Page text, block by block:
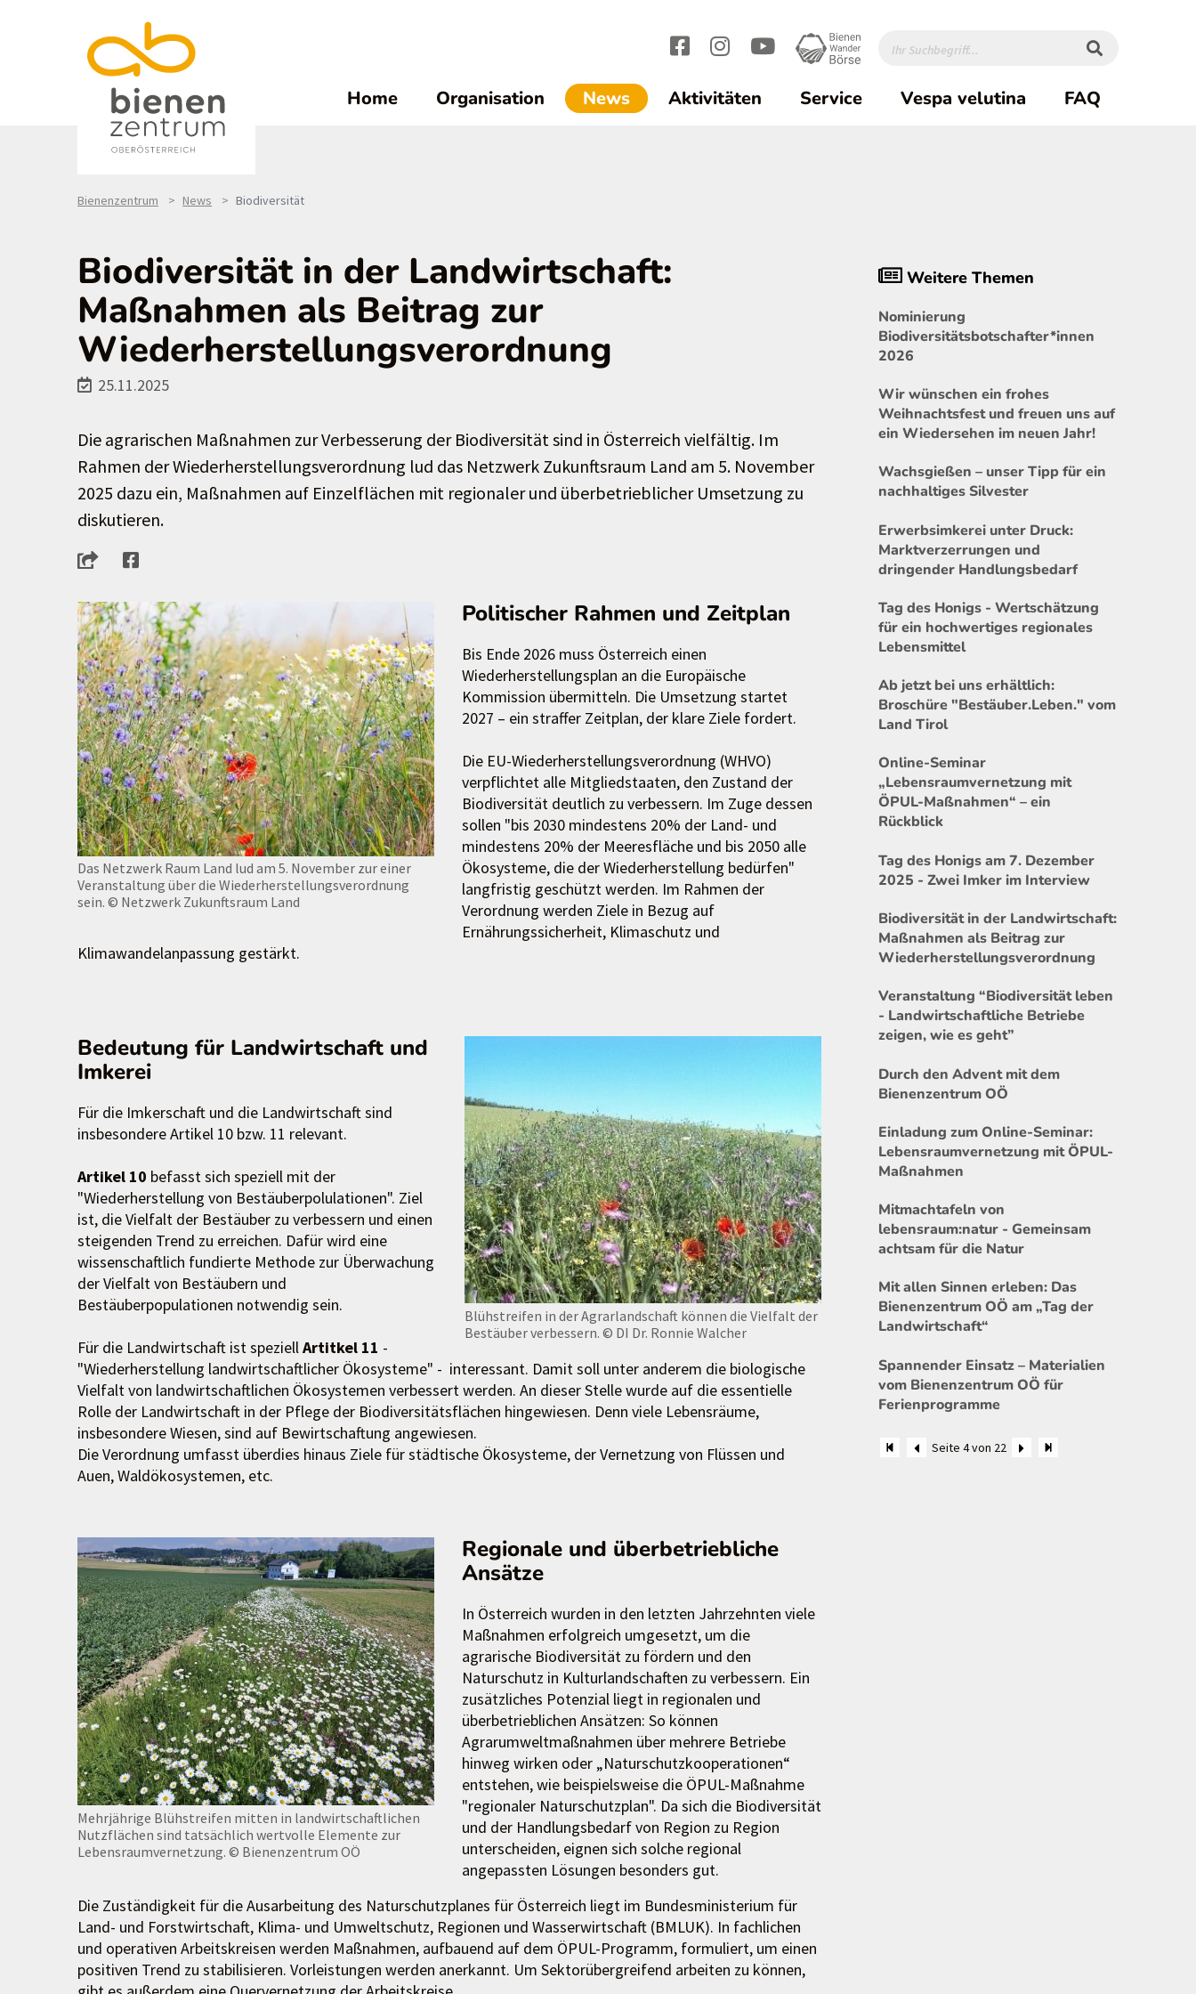
Home Organisation News(current)1
Aktivitäten Service Vespa velutina FAQ
Bienenzentrum News Biodiversität
Biodiversität in der Landwirtschaft:
Maßnahmen als Beitrag zur
Wiederherstellungsverordnung
25.11.2025
Die agrarischen Maßnahmen zur Verbesserung der Biodiversität sind in Österreich vielfältig. Im
Rahmen der Wiederherstellungsverordnung lud das Netzwerk Zukunftsraum Land am 5. November
2025 dazu ein, Maßnahmen auf Einzelflächen mit regionaler und überbetrieblicher Umsetzung zu
diskutieren.
Das Netzwerk Raum Land lud am 5. November zur einer
Veranstaltung über die Wiederherstellungsverordnung
sein. © Netzwerk Zukunftsraum Land
Politischer Rahmen und Zeitplan
Bis Ende 2026 muss Österreich einen
Wiederherstellungsplan an die Europäische
Kommission übermitteln. Die Umsetzung startet
2027 – ein straffer Zeitplan, der klare Ziele fordert.
Die EU-Wiederherstellungsverordnung (WHVO)
verpflichtet alle Mitgliedstaaten, den Zustand der
Biodiversität deutlich zu verbessern. Im Zuge dessen
sollen "bis 2030 mindestens 20% der Land- und
mindestens 20% der Meeresfläche und bis 2050 alle
Ökosysteme, die der Wiederherstellung bedürfen"
langfristig geschützt werden. Im Rahmen der
Verordnung werden Ziele in Bezug auf
Ernährungssicherheit, Klimaschutz und
Klimawandelanpassung gestärkt.
Blühstreifen in der Agrarlandschaft können die Vielfalt der
Bestäuber verbessern. © DI Dr. Ronnie Walcher
Bedeutung für Landwirtschaft und
Imkerei
Für die Imkerschaft und die Landwirtschaft sind
insbesondere Artikel 10 bzw. 11 relevant.
Artikel 10 befasst sich speziell mit der
"Wiederherstellung von Bestäuberpolulationen". Ziel
ist, die Vielfalt der Bestäuber zu verbessern und einen
steigenden Trend zu erreichen. Dafür wird eine
wissenschaftlich fundierte Methode zur Überwachung
der Vielfalt von Bestäubern und
Bestäuberpopulationen notwendig sein.
Für die Landwirtschaft ist speziellArtitkel 11 -
"Wiederherstellung landwirtschaftlicher Ökosysteme" - interessant. Damit soll unter anderem die biologische
Vielfalt von landwirtschaftlichen Ökosystemen verbessert werden. An dieser Stelle wurde auf die essentielle
Rolle der Landwirtschaft in der Pflege der Biodiversitätsflächen hingewiesen. Denn viele Lebensräume,
insbesondere Wiesen, sind auf Bewirtschaftung angewiesen.
Die Verordnung umfasst überdies hinaus Ziele für städtische Ökosysteme, der Vernetzung von Flüssen und
Auen, Waldökosystemen, etc.
Mehrjährige Blühstreifen mitten in landwirtschaftlichen
Nutzflächen sind tatsächlich wertvolle Elemente zur
Lebensraumvernetzung. © Bienenzentrum OÖ
Regionale und überbetriebliche
Ansätze
In Österreich wurden in den letzten Jahrzehnten viele
Maßnahmen erfolgreich umgesetzt, um die
agrarische Biodiversität zu fördern und den
Naturschutz in Kulturlandschaften zu verbessern. Ein
zusätzliches Potenzial liegt in regionalen und
überbetrieblichen Ansätzen: So können
Agrarumweltmaßnahmen über mehrere Betriebe
hinweg wirken oder „Naturschutzkooperationen“
entstehen, wie beispielsweise die ÖPUL-Maßnahme
"regionaler Naturschutzplan". Da sich die Biodiversität
und der Handlungsbedarf von Region zu Region
unterscheiden, eignen sich solche regional
angepassten Lösungen besonders gut.
Die Zuständigkeit für die Ausarbeitung des Naturschutzplanes für Österreich liegt im Bundesministerium für
Land- und Forstwirtschaft, Klima- und Umweltschutz, Regionen und Wasserwirtschaft (BMLUK). In fachlichen
und operativen Arbeitskreisen werden Maßnahmen, aufbauend auf dem ÖPUL-Programm, formuliert, um einen
positiven Trend zu stabilisieren. Vorleistungen werden anerkannt. Um Sektorübergreifend arbeiten zu können,
Weitere Themen
Nominierung
Biodiversitätsbotschafter*innen
2026
Wir wünschen ein frohes
Weihnachtsfest und freuen uns auf
ein Wiedersehen im neuen Jahr!
Wachsgießen – unser Tipp für ein
nachhaltiges Silvester
Erwerbsimkerei unter Druck:
Marktverzerrungen und
dringender Handlungsbedarf
Tag des Honigs - Wertschätzung
für ein hochwertiges regionales
Lebensmittel
Ab jetzt bei uns erhältlich:
Broschüre "Bestäuber.Leben." vom
Land Tirol
Online-Seminar
„Lebensraumvernetzung mit
ÖPUL-Maßnahmen“ – ein
Rückblick
Tag des Honigs am 7. Dezember
2025 - Zwei Imker im Interview
Biodiversität in der Landwirtschaft:
Maßnahmen als Beitrag zur
Wiederherstellungsverordnung
Veranstaltung “Biodiversität leben
- Landwirtschaftliche Betriebe
zeigen, wie es geht”
Durch den Advent mit dem
Bienenzentrum OÖ
Einladung zum Online-Seminar:
Lebensraumvernetzung mit ÖPUL-
Maßnahmen
Mitmachtafeln von
lebensraum:natur - Gemeinsam
achtsam für die Natur
Mit allen Sinnen erleben: Das
Bienenzentrum OÖ am „Tag der
Landwirtschaft“
Spannender Einsatz – Materialien
vom Bienenzentrum OÖ für
Ferienprogramme
Seite 4 von 22